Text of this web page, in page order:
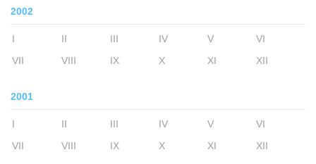
2002
I II III IV V
VI
VII
VIII IX X XI XII
2001
I II III IV V
VI
VII
VIII IX X XI XII